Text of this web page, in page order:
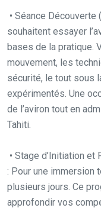
• Séance Découverte
souhaitent essayer
bases de la pratique.
mouvement, les
sécurité, le tout sous
expérimentés. Une
de l’aviron tout en
Tahiti.
• Stage d’Initiation
: Pour une immersion
plusieurs jours. Ce
approfondir vos